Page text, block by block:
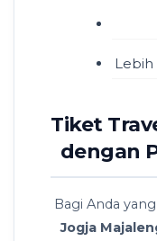
Lebih
Tiket
dengan
Bagi Anda
Jogja